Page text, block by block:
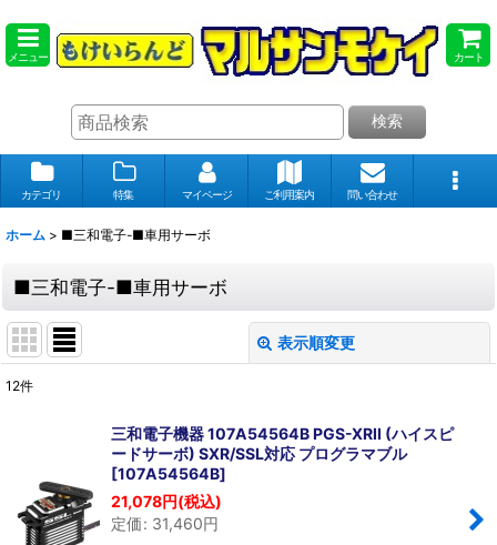
メニュー カート
検索
カテゴリ 特集 マイページ ご利用案内 問い合わせ
ホーム > ■三和電子-■車用サーボ
■三和電子-■車用サーボ
表示順変更
並び順:
12件
三和電子機器 107A54564B PGS-XRII (ハイスピ
ードサーボ) SXR/SSL対応 プログラマブル
[107A54564B]
21,078円(税込)
定価: 31,460円